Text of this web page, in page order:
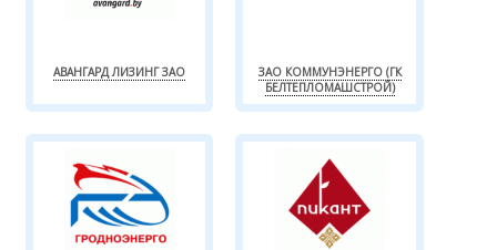
АВАНГАРД ЛИЗИНГ ЗАО
ЗАО КОММУНЭНЕРГО (ГК
БЕЛТЕПЛОМАШСТРОЙ)